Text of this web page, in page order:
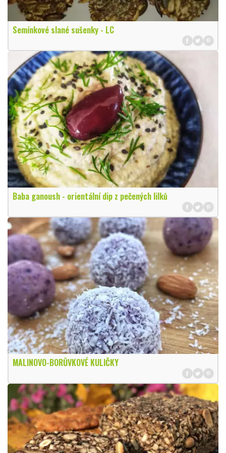
Semínkové slané sušenky - LC
Baba ganoush - orientální dip z pečených lilků
MALINOVO-BORŮVKOVÉ KULIČKY